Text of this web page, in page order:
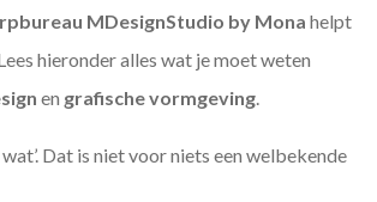
MDesignStudio by Mona helpt
hieronder alles wat je moet weten
en grafische vormgeving
Dat is niet voor niets een welbekende